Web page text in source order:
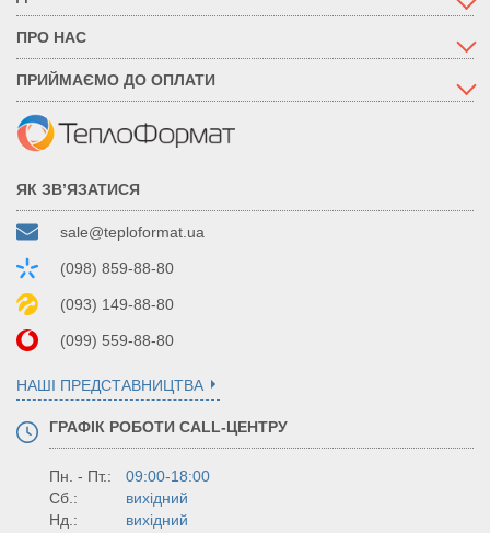
ПРО НАС
ПРИЙМАЄМО ДО ОПЛАТИ
ЯК ЗВ’ЯЗАТИСЯ
sale@teploformat.ua
(098) 859-88-80
(093) 149-88-80
(099) 559-88-80
НАШІ ПРЕДСТАВНИЦТВА
ГРАФІК РОБОТИ CALL-ЦЕНТРУ
Пн. - Пт.:
09:00-18:00
Сб.:
вихідний
Нд.:
вихідний